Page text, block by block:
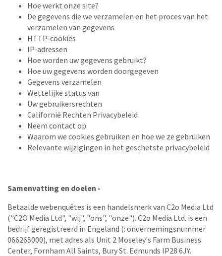
Hoe werkt onze site?
De gegevens die we verzamelen en het proces van het
verzamelen van gegevens
HTTP-cookies
IP-adressen
Hoe worden uw gegevens gebruikt?
Hoe uw gegevens worden doorgegeven
Gegevens verzamelen
Wettelijke status van
Uw gebruikersrechten
Californië Rechten Privacybeleid
Neem contact op
Waarom we cookies gebruiken en hoe we ze gebruiken
Relevante wijzigingen in het geschetste privacybeleid
Samenvatting en doelen -
Betaalde webenquêtes is een handelsmerk van C2o Media Ltd
("C2O Media Ltd", "wij", "ons", "onze"). C2o Media Ltd. is een
bedrijf geregistreerd in Engeland (: ondernemingsnummer
066265000), met adres als Unit 2 Moseley's Farm Business
Center, Fornham All Saints, Bury St. Edmunds IP28 6JY.